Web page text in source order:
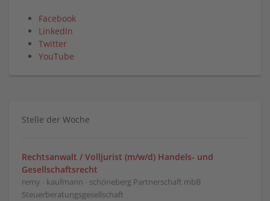
Facebook
LinkedIn
Twitter
YouTube
Stelle der Woche
Rechtsanwalt / Volljurist (m/w/d) Handels- und
Gesellschaftsrecht
remy ∙ kaufmann ∙ schöneberg Partnerschaft mbB
Steuerberatungsgesellschaft